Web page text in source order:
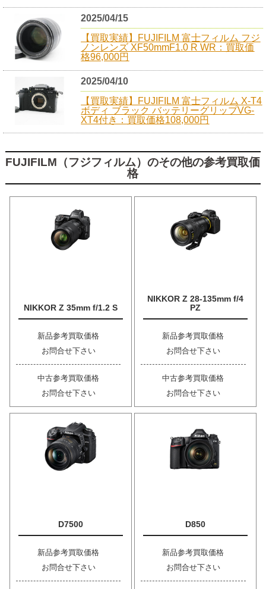
2025/04/15
【買取実績】FUJIFILM 富士フィルム フジ
ノンレンズ XF50mmF1.0 R WR：買取価
格96,000円
2025/04/10
【買取実績】FUJIFILM 富士フィルム X-T4
ボディ ブラック バッテリーグリップVG-
XT4付き：買取価格108,000円
FUJIFILM（フジフィルム）のその他の参考買取価
格
NIKKOR Z 35mm f/1.2 S
新品参考買取価格
お問合せ下さい
中古参考買取価格
お問合せ下さい
NIKKOR Z 28-135mm f/4
PZ
新品参考買取価格
お問合せ下さい
中古参考買取価格
お問合せ下さい
D7500
新品参考買取価格
お問合せ下さい
D850
新品参考買取価格
お問合せ下さい